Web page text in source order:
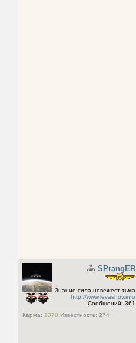
SPrangER
Знание-сила,невежест-тьма
http://www.levashov.info
Сообщений: 361
Карма: 1370 Известность: 274